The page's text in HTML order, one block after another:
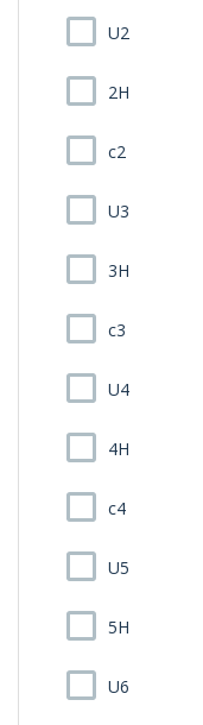
U2
2H
c2
U3
3H
c3
U4
4H
c4
U5
5H
U6